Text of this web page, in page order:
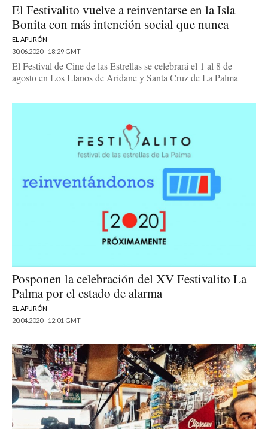
El Festivalito vuelve a reinventarse en la Isla
Bonita con más intención social que nunca
EL APURÓN
30.06.2020 - 18:29 GMT
El Festival de Cine de las Estrellas se celebrará el 1 al 8 de
agosto en Los Llanos de Aridane y Santa Cruz de La Palma
Posponen la celebración del XV Festivalito La
Palma por el estado de alarma
EL APURÓN
20.04.2020 - 12:01 GMT